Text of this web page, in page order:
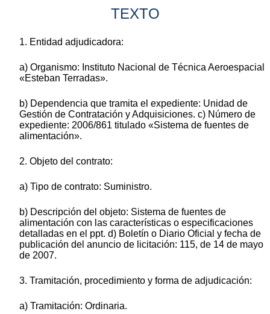
TEXTO
1. Entidad adjudicadora:
a) Organismo: Instituto Nacional de Técnica Aeroespacial
«Esteban Terradas».
b) Dependencia que tramita el expediente: Unidad de
Gestión de Contratación y Adquisiciones. c) Número de
expediente: 2006/861 titulado «Sistema de fuentes de
alimentación».
2. Objeto del contrato:
a) Tipo de contrato: Suministro.
b) Descripción del objeto: Sistema de fuentes de
alimentación con las características o especificaciones
detalladas en el ppt. d) Boletín o Diario Oficial y fecha de
publicación del anuncio de licitación: 115, de 14 de mayo
de 2007.
3. Tramitación, procedimiento y forma de adjudicación:
a) Tramitación: Ordinaria.